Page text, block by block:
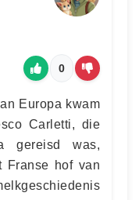
0
Europa kwam
Carletti, die
gereisd was,
Franse hof van